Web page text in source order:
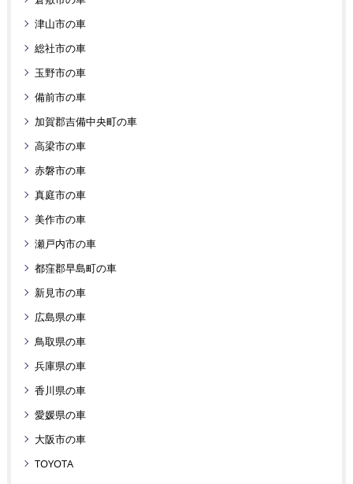
津山市の車
総社市の車
玉野市の車
備前市の車
加賀郡吉備中央町の車
高梁市の車
赤磐市の車
真庭市の車
美作市の車
瀬戸内市の車
都窪郡早島町の車
新見市の車
広島県の車
鳥取県の車
兵庫県の車
香川県の車
愛媛県の車
大阪市の車
TOYOTA